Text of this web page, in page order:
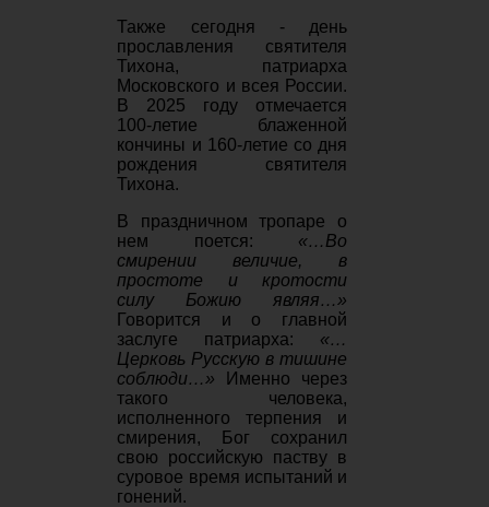
Также сегодня - день
прославления святителя
Тихона, патриарха
Московского и всея России.
В 2025 году отмечается
100-летие блаженной
кончины и 160-летие со дня
рождения святителя
Тихона.
В праздничном тропаре о
нем поется: «…Во
смирении величие, в
простоте и кротости
силу Божию являя…»
Говорится и о главной
заслуге патриарха: «…
Церковь Русскую в тишине
соблюди…» Именно через
такого человека,
исполненного терпения и
смирения, Бог сохранил
свою российскую паству в
суровое время испытаний и
гонений.